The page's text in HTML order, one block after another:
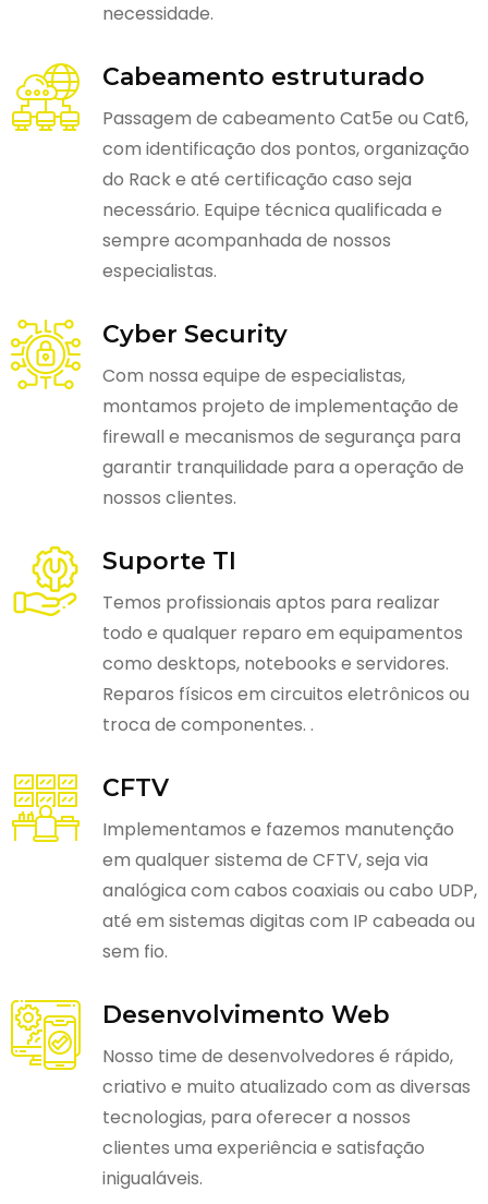
necessidade.
Cabeamento estruturado
Passagem de cabeamento Cat5e ou Cat6,
com identificação dos pontos, organização
do Rack e até certificação caso seja
necessário. Equipe técnica qualificada e
sempre acompanhada de nossos
especialistas.
Cyber Security
Com nossa equipe de especialistas,
montamos projeto de implementação de
firewall e mecanismos de segurança para
garantir tranquilidade para a operação de
nossos clientes.
Suporte TI
Temos profissionais aptos para realizar
todo e qualquer reparo em equipamentos
como desktops, notebooks e servidores.
Reparos físicos em circuitos eletrônicos ou
troca de componentes. .
CFTV
Implementamos e fazemos manutenção
em qualquer sistema de CFTV, seja via
analógica com cabos coaxiais ou cabo UDP,
até em sistemas digitas com IP cabeada ou
sem fio.
Desenvolvimento Web
Nosso time de desenvolvedores é rápido,
criativo e muito atualizado com as diversas
tecnologias, para oferecer a nossos
clientes uma experiência e satisfação
inigualáveis.